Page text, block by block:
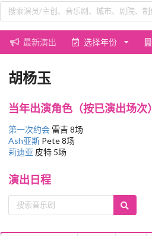
最新演出 选择年份
胡杨玉
当年出演角色（按已演出场次）
第一次约会 雷吉 8场
Ash亚斯 Pete 8场
莉迪亚 皮特 5场
演出日程